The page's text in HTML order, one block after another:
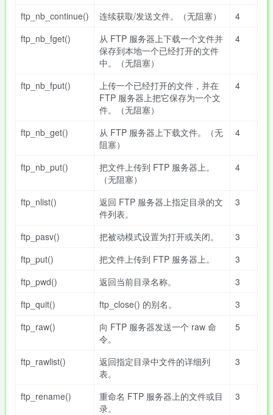
ftp_nb_continue() 连续获取/发送文件。（无阻塞）
4
ftp_nb_fget()
从 FTP 服务器上下载一个文件并
保存到本地一个已经打开的文件
中。（无阻塞）
4
ftp_nb_fput()
上传一个已经打开的文件，并在
FTP 服务器上把它保存为一个文
件。（无阻塞）
4
ftp_nb_get()
从 FTP 服务器上下载文件。（无
阻塞）
4
ftp_nb_put()
把文件上传到 FTP 服务器上。
（无阻塞）
4
ftp_nlist()
返回 FTP 服务器上指定目录的文
件列表。
3
ftp_pasv() 把被动模式设置为打开或关闭。
3
ftp_put()
把文件上传到 FTP 服务器上。
3
ftp_pwd()
返回当前目录名称。
3
ftp_quit()
ftp_close() 的别名。
3
ftp_raw()
向 FTP 服务器发送一个 raw 命
令。
5
ftp_rawlist()
返回指定目录中文件的详细列
表。
3
ftp_rename()
重命名 FTP 服务器上的文件或目
录。
3